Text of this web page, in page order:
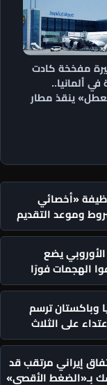
مفخخة كادت
في ألمانيا..
ينقذ مطار
«أخصائي
وموعد التقديم
يضع
الهجمات فورًا
وباكستان ترسم
على الثلاث
إيراني مرتقب قد
بـ«الضغط الأقصى»